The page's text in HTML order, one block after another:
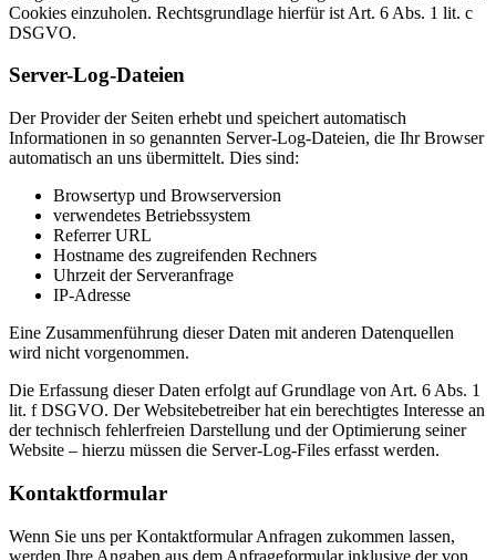
Cookies einzuholen. Rechtsgrundlage hierfür ist Art. 6 Abs. 1 lit. c
DSGVO.
Server-Log-Dateien
Der Provider der Seiten erhebt und speichert automatisch
Informationen in so genannten Server-Log-Dateien, die Ihr Browser
automatisch an uns übermittelt. Dies sind:
Browsertyp und Browserversion
verwendetes Betriebssystem
Referrer URL
Hostname des zugreifenden Rechners
Uhrzeit der Serveranfrage
IP-Adresse
Eine Zusammenführung dieser Daten mit anderen Datenquellen
wird nicht vorgenommen.
Die Erfassung dieser Daten erfolgt auf Grundlage von Art. 6 Abs. 1
lit. f DSGVO. Der Websitebetreiber hat ein berechtigtes Interesse an
der technisch fehlerfreien Darstellung und der Optimierung seiner
Website – hierzu müssen die Server-Log-Files erfasst werden.
Kontaktformular
Wenn Sie uns per Kontaktformular Anfragen zukommen lassen,
werden Ihre Angaben aus dem Anfrageformular inklusive der von